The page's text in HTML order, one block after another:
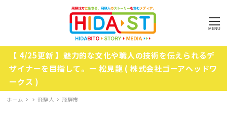
MENU
【 4/25更新 】魅力的な文化や職人の技術を伝えられるデ
ザイナーを目指して。ー 松見龍 ( 株式会社ゴーアヘッドワ
ークス )
ホーム 飛騨人 飛騨市